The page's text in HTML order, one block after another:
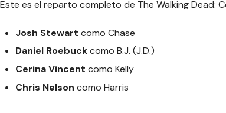
Este es el reparto completo de The Walking Dead:
Josh Stewart como Chase
Daniel Roebuckcomo B.J. (J.D.)
Cerina Vincent como Kelly
Chris Nelson como Harris